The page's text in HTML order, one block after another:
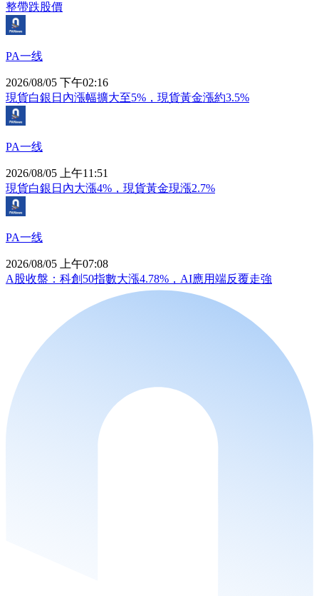
整帶跌股價
PA一线
2026/08/05 下午02:16
現貨白銀日內漲幅擴大至5%，現貨黃金漲約3.5%
PA一线
2026/08/05 上午11:51
現貨白銀日內大漲4%，現貨黃金現漲2.7%
PA一线
2026/08/05 上午07:08
A股收盤：科創50指數大漲4.78%，AI應用端反覆走強